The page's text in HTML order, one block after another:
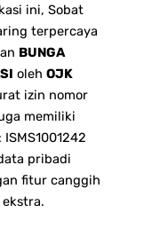
ini, Sobat
terpercaya
BUNGA
oleh OJK
izin nomor
memiliki
pribadi
fitur canggih